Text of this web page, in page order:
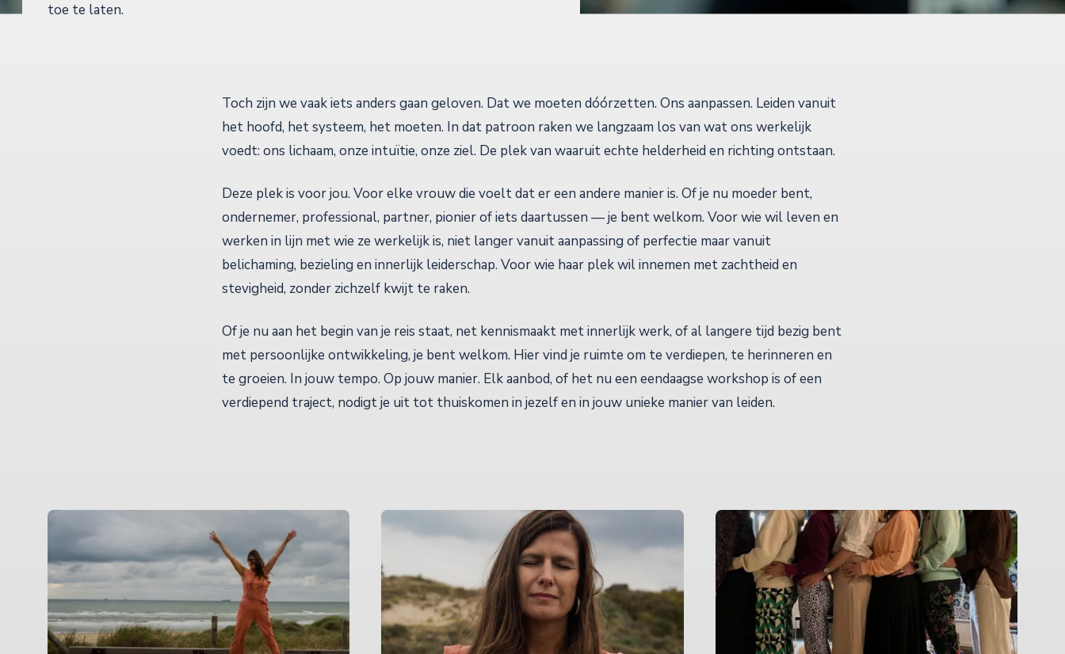
toe te laten.
Toch zijn we vaak iets anders gaan geloven. Dat we moeten dóórzetten. Ons aanpassen. Leiden vanuit
het hoofd, het systeem, het moeten. In dat patroon raken we langzaam los van wat ons werkelijk
voedt: ons lichaam, onze intuïtie, onze ziel. De plek van waaruit echte helderheid en richting ontstaan.
Deze plek is voor jou. Voor elke vrouw die voelt dat er een andere manier is. Of je nu moeder bent,
ondernemer, professional, partner, pionier of iets daartussen — je bent welkom. Voor wie wil leven en
werken in lijn met wie ze werkelijk is, niet langer vanuit aanpassing of perfectie maar vanuit
belichaming, bezieling en innerlijk leiderschap. Voor wie haar plek wil innemen met zachtheid en
stevigheid, zonder zichzelf kwijt te raken.
Of je nu aan het begin van je reis staat, net kennismaakt met innerlijk werk, of al langere tijd bezig bent
met persoonlijke ontwikkeling, je bent welkom. Hier vind je ruimte om te verdiepen, te herinneren en
te groeien. In jouw tempo. Op jouw manier. Elk aanbod, of het nu een eendaagse workshop is of een
verdiepend traject, nodigt je uit tot thuiskomen in jezelf en in jouw unieke manier van leiden.